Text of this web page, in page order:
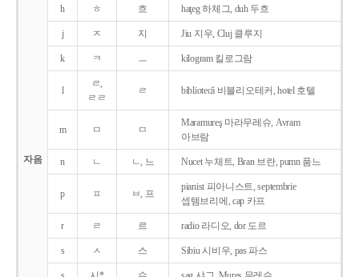
자음
h ㅎ 흐 haţeg 하체그, duh 두흐
j ㅈ 지 Jiu 지우, Cluj 클루지
k ㅋ ㅡ kilogram 킬로그람
l
ㄹ,
ㄹㄹ
ㄹ bibliotecǎ 비블리오테커, hotel 호텔
m ㅁ ㅁ
Maramureş 마라무레슈, Avram
아브람
n ㄴ ㄴ, 느 Nucet 누체트, Bran 브란, pumn 품느
p ㅍ ㅂ, 프
pianist 피아니스트, septembrie
셉템브리에, cap 카프
r ㄹ 르 radio 라디오, dor 도르
s ㅅ 스 Sibiu 시비우, pas 파스